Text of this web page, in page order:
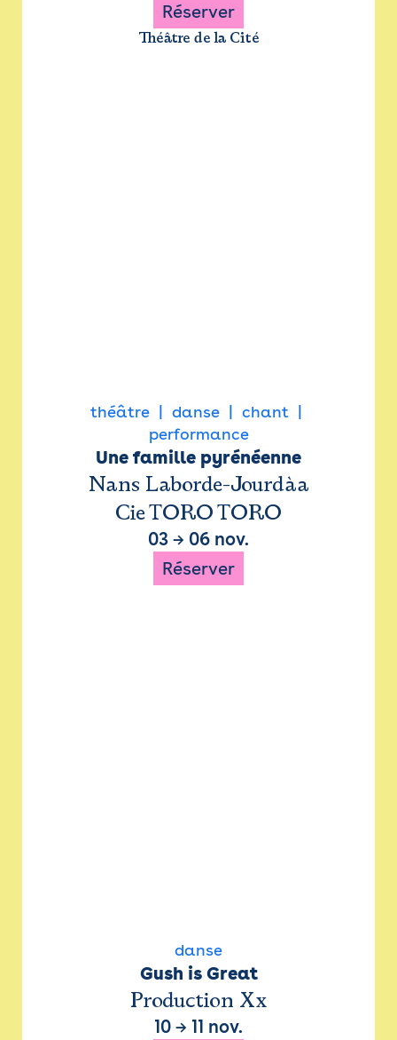
Réserver
Théâtre de la Cité
théâtre danse
chant
performance
Une famille pyrénéenne
Nans Laborde-Jourdàa
Cie TORO TORO
03 → 06 nov.
Réserver
danse
Gush is Great
Production Xx
10 → 11 nov.